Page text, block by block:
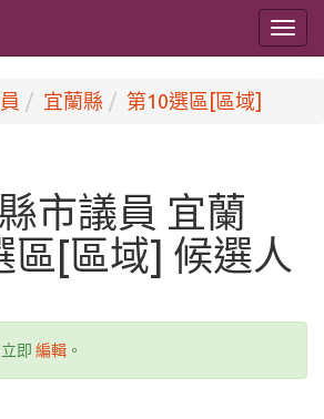
宜蘭縣 第10選區[區域]
市議員 宜蘭
區[區域] 候選人
即 編輯 。